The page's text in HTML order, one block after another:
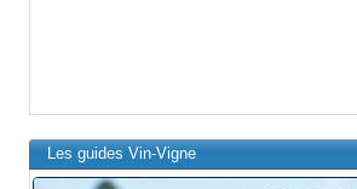
Les guides Vin-Vigne